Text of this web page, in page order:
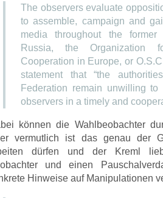
The observers evaluate
to assemble, campaign and
media throughout the
Russia, the Organization
Cooperation in Europe, or
statement that “the
Federation remain unwilling to
observers in a timely and
können die Wahlbeobachter
vermutlich ist das genau der
dürfen und der Kreml
und einen
Hinweise auf Manipulationen